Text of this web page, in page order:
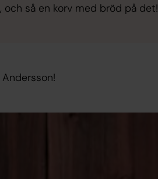
så en korv med bröd på det!